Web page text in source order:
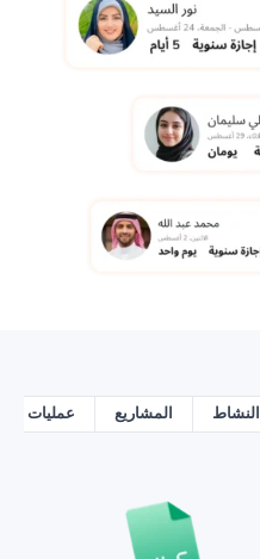
النشاط المشاريع عمليات